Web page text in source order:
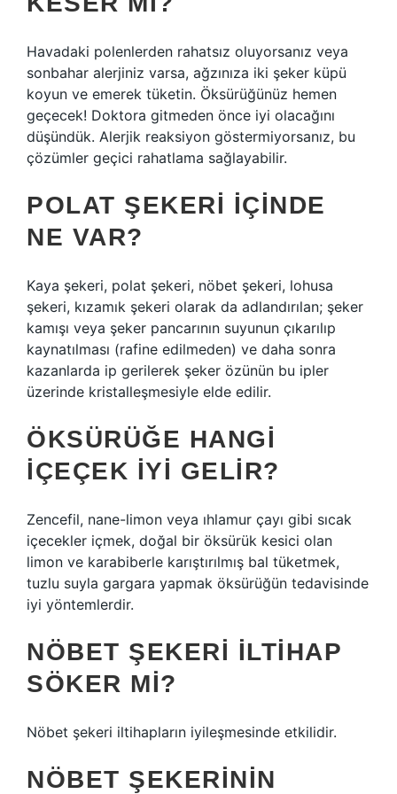
Havadaki polenlerden rahatsız oluyorsanız veya
sonbahar alerjiniz varsa, ağzınıza iki şeker küpü
koyun ve emerek tüketin. Öksürüğünüz hemen
geçecek! Doktora gitmeden önce iyi olacağını
düşündük. Alerjik reaksiyon göstermiyorsanız, bu
çözümler geçici rahatlama sağlayabilir.
POLAT ŞEKERI IÇINDE
NE VAR?
Kaya şekeri, polat şekeri, nöbet şekeri, lohusa
şekeri, kızamık şekeri olarak da adlandırılan; şeker
kamışı veya şeker pancarının suyunun çıkarılıp
kaynatılması (rafine edilmeden) ve daha sonra
kazanlarda ip gerilerek şeker özünün bu ipler
üzerinde kristalleşmesiyle elde edilir.
ÖKSÜRÜĞE HANGI
IÇEÇEK IYI GELIR?
Zencefil, nane-limon veya ıhlamur çayı gibi sıcak
içecekler içmek, doğal bir öksürük kesici olan
limon ve karabiberle karıştırılmış bal tüketmek,
tuzlu suyla gargara yapmak öksürüğün tedavisinde
iyi yöntemlerdir.
NÖBET ŞEKERI ILTIHAP
SÖKER MI?
Nöbet şekeri iltihapların iyileşmesinde etkilidir.
NÖBET ŞEKERININ